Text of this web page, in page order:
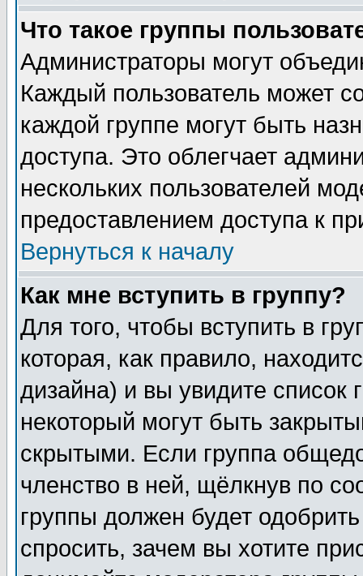
Что такое группы
Администраторы могут
Каждый пользователь может
каждой группе могут быть
доступа. Это облегчает
нескольких пользователей
предоставлением доступа к
Вернуться к началу
Как мне вступить в группу?
Для того, чтобы вступить в
которая, как правило,
дизайна) и вы увидите список
некоторый могут быть
скрытыми. Если группа
членство в ней, щёлкнув по
группы должен будет
спросить, зачем вы хотите